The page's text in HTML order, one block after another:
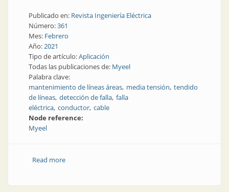
Publicado en: Revista Ingeniería Eléctrica
Número:361
Mes: Febrero
Año:2021
Tipo de artículo:Aplicación
Todas las publicaciones de: Myeel
Palabra clave:
mantenimiento de líneas áreas media tensión tendido
de líneas detección de falla falla
eléctrica conductor cable
Node reference:
Myeel
Read moreabout Detectores de falla: para ubicar con precisión